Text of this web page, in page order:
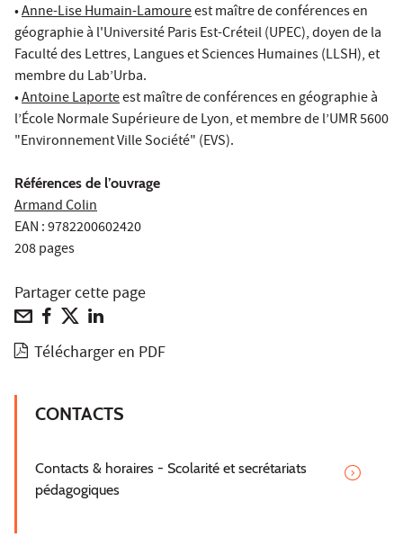
•Anne-Lise Humain-Lamoureest maître de conférences en
géographie à l'Université Paris Est-Créteil (UPEC), doyen de la
Faculté des Lettres, Langues et Sciences Humaines (LLSH), et
membre du Lab’Urba.
•Antoine Laporteest maître de conférences en géographie à
l’École Normale Supérieure de Lyon, et membre de l’UMR 5600
"Environnement Ville Société" (EVS).
Références de l’ouvrage
Armand Colin
EAN : 9782200602420
208 pages
Partager cette page
Télécharger en PDF
CONTACTS
Contacts & horaires - Scolarité et secrétariats
pédagogiques